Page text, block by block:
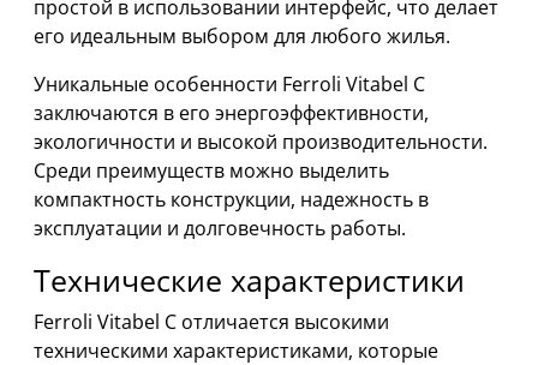
простой в использовании интерфейс, что делает
его идеальным выбором для любого жилья.
Уникальные особенности Ferroli Vitabel C
заключаются в его энергоэффективности,
экологичности и высокой производительности.
Среди преимуществ можно выделить
компактность конструкции, надежность в
эксплуатации и долговечность работы.
Технические характеристики
Ferroli Vitabel C отличается высокими
техническими характеристиками, которые